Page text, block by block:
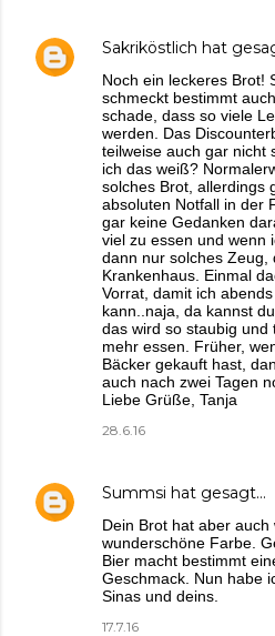
Sakriköstlich hat
Noch ein leckeres Brot!
schmeckt bestimmt
schade, dass so viele
werden. Das
teilweise auch gar nicht
ich das weiß?
solches Brot, allerdings
absoluten Notfall in der
gar keine Gedanken
viel zu essen und wenn
dann nur solches Zeug,
Krankenhaus. Einmal
Vorrat, damit ich
kann..naja, da kannst
das wird so staubig
mehr essen. Früher,
Bäcker gekauft hast,
auch nach zwei Tagen
Liebe Grüße, Tanja
28.6.16
Summsi hat gesagt…
Dein Brot hat aber auch
wunderschöne Farbe.
Bier macht bestimmt
Geschmack. Nun habe
Sinas und deins.
17.7.16